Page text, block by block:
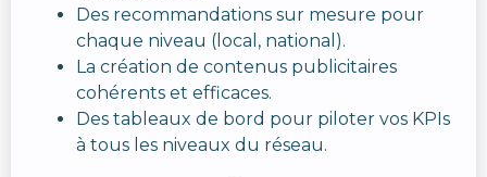
Des recommandations sur mesure pour
chaque niveau (local, national).
La création de contenus publicitaires
cohérents et efficaces.
Des tableaux de bord pour piloter vos KPIs
à tous les niveaux du réseau.